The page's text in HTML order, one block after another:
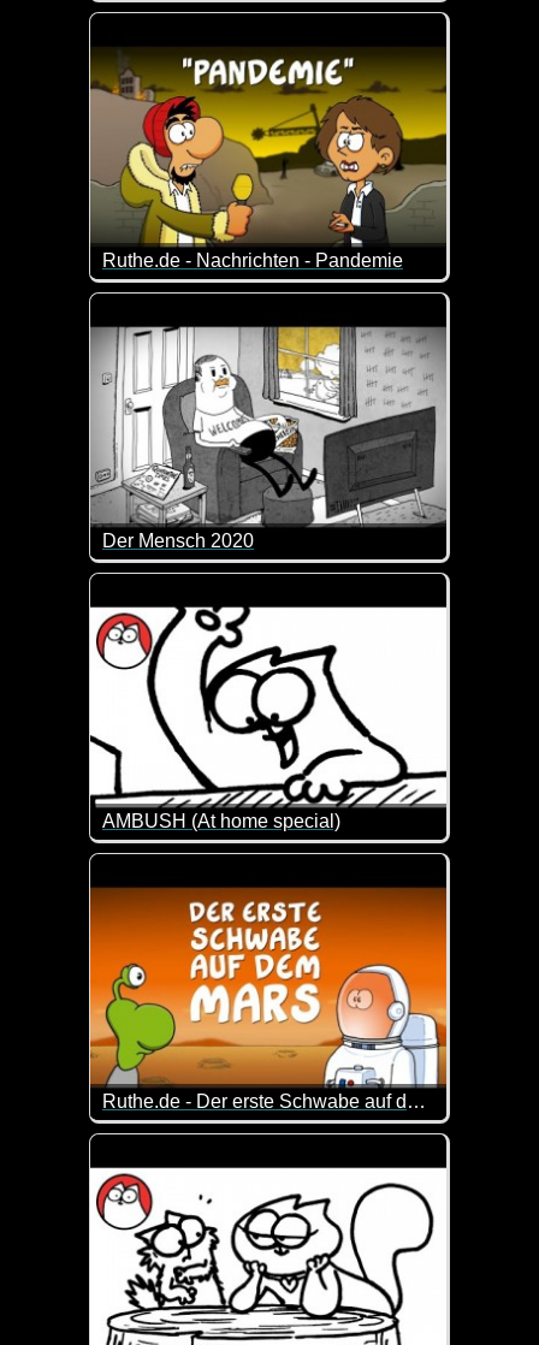
Das kleine Bärchen und ich wünschen allen
Ruthe.de - Nachrichten - Pandemie
Frederik Schrader und Tjorben Eckermann
Der Mensch 2020
Ein super Film über Mensch und Tier im Jahr
AMBUSH (At home special)
Armer Simon. Seine Katze ist es leid, dass er
Ruthe.de - Der erste Schwabe auf dem Mars
Die Schwaben auf dem Mars - das musste ja